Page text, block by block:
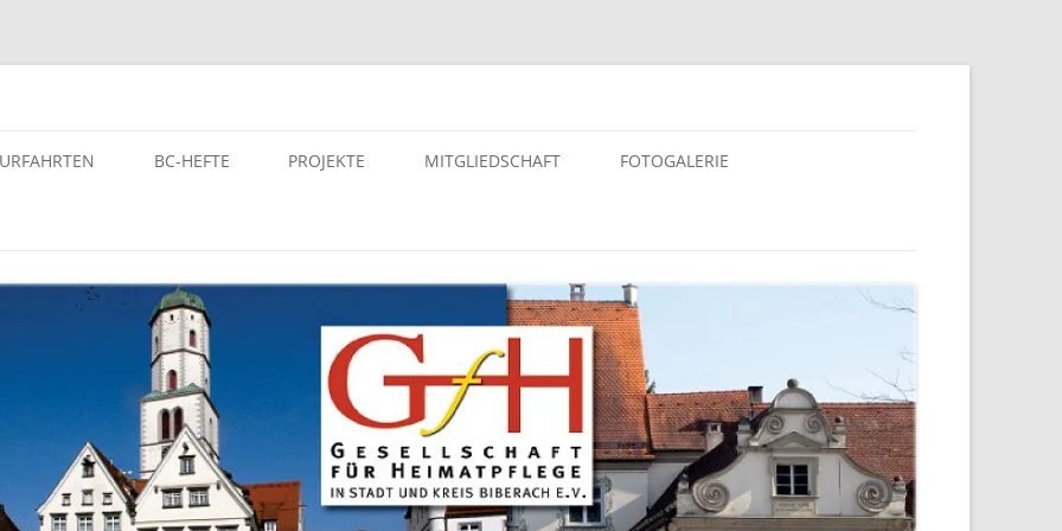
BUCHUNGEN
BC-HEFTE
AUTORINNEN DER GFH
MANUSKRIPTE UND HONORARE
HEFT KAUFEN
PROJEKTE
GEDENKBUCH DER
NS-“EUTHANASIE”-OPFER
OPFERLISTE – DER NS-
„EUTHANASIE“-OPFER KREIS
BIBERACH
MITGLIEDSCHAFT FOTOGALERIE
KALENDER 2019